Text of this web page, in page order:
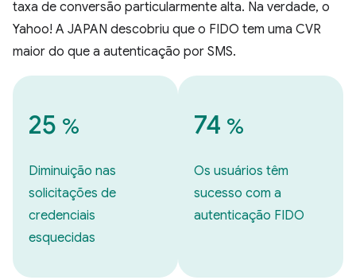
taxa de conversão particularmente alta. Na verdade, o
Yahoo! A JAPAN descobriu que o FIDO tem uma CVR
maior do que a autenticação por SMS.
25 %
Diminuição nas
solicitações de
credenciais
esquecidas
74 %
Os usuários têm
sucesso com a
autenticação FIDO